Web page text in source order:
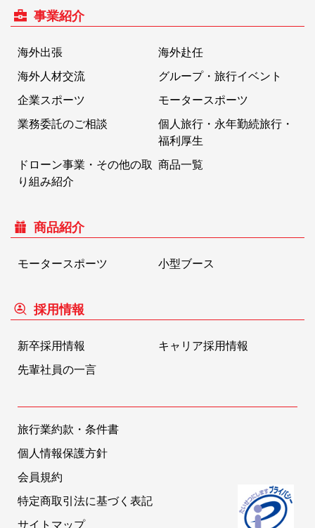
事業紹介
海外出張
海外赴任
海外人材交流
グループ・旅行イベント
企業スポーツ
モータースポーツ
業務委託のご相談
個人旅行・永年勤続旅行・
福利厚生
ドローン事業・その他の取
り組み紹介
商品一覧
商品紹介
モータースポーツ 小型ブース
採用情報
新卒採用情報
キャリア採用情報
先輩社員の一言
旅行業約款・条件書
個人情報保護方針
会員規約
特定商取引法に基づく表記
サイトマップ